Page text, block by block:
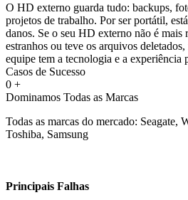
O HD externo guarda tudo: backups,
projetos de trabalho. Por ser portátil,
danos. Se o seu HD externo não é mais
estranhos ou teve os arquivos deletados,
equipe tem a tecnologia e a experiência
Casos de Sucesso
0 +
Dominamos Todas as Marcas
Todas as marcas do mercado: Seagate,
Toshiba, Samsung
Principais Falhas